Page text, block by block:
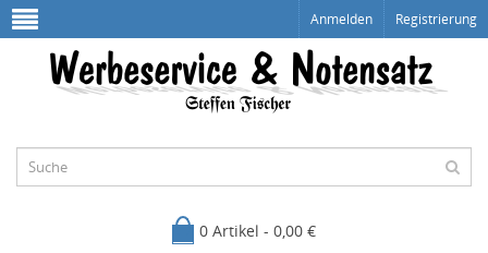
Anmelden Registrierung
0 Artikel - 0,00 €